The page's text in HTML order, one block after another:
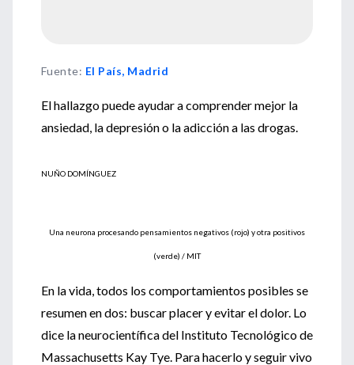
Fuente: El País, Madrid
El hallazgo puede ayudar a comprender mejor la
ansiedad, la depresión o la adicción a las drogas.
NUÑO DOMÍNGUEZ
Una neurona procesando pensamientos negativos (rojo) y otra positivos
(verde) / MIT
En la vida, todos los comportamientos posibles se
resumen en dos: buscar placer y evitar el dolor. Lo
dice la neurocientífica del Instituto Tecnológico de
Massachusetts Kay Tye. Para hacerlo y seguir vivo